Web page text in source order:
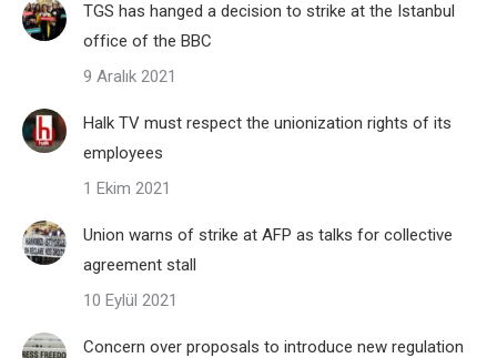
TGS has hanged a decision to strike at the Istanbul
office of the BBC
9 Aralık 2021
Halk TV must respect the unionization rights of its
employees
1 Ekim 2021
Union warns of strike at AFP as talks for collective
agreement stall
10 Eylül 2021
Concern over proposals to introduce new regulation